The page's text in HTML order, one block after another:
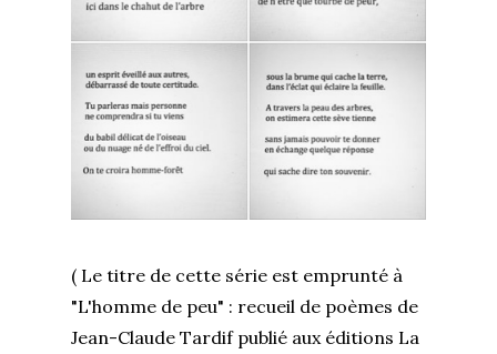
( Le titre de cette série est emprunté à
"L'homme de peu" : recueil de poèmes de
Jean-Claude Tardif publié aux éditions La